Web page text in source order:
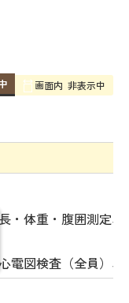
画面内 非表示中
・体重・腹囲測定
電図検査（全員）